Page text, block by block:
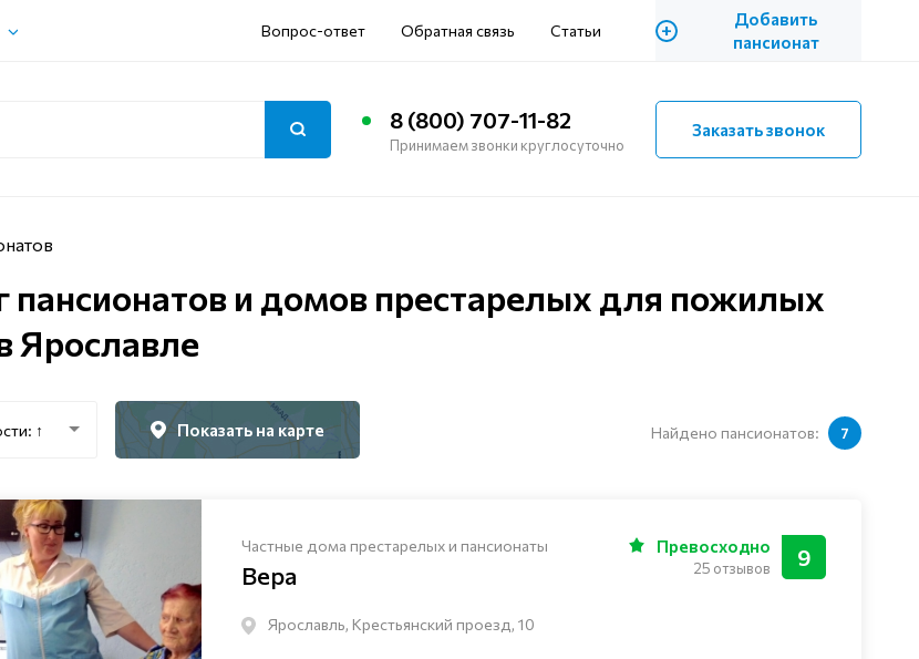
Вопрос-ответ Обратная связь Статьи +
Добавить
пансионат
8 (800) 707-11-82
Принимаем звонки круглосуточно
Заказать звонок
пансионатов и домов престарелых для пожилых
Ярославле
↑ Показать на карте Найдено пансионатов: 7
Частные дома престарелых и пансионаты
Вера
Ярославль, Крестьянский проезд, 10
9
Превосходно
25 отзывов